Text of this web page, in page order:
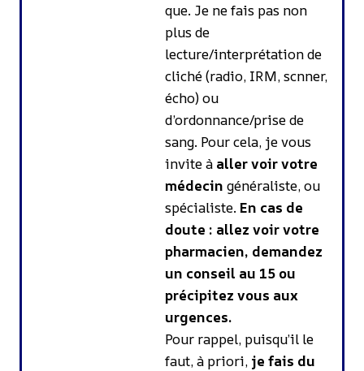
que. Je ne fais pas non
plus de
lecture/interprétation de
cliché (radio, IRM, scnner,
écho) ou
d’ordonnance/prise de
sang. Pour cela, je vous
invite à aller voir votre
médecin généraliste, ou
spécialiste. En cas de
doute : allez voir votre
pharmacien, demandez
un conseil au 15 ou
précipitez vous aux
urgences.
Pour rappel, puisqu’il le
faut, à priori, je fais du